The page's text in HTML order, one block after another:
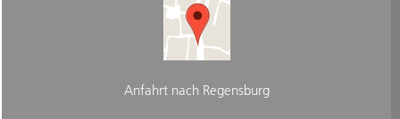
Anfahrt nach Regensburg